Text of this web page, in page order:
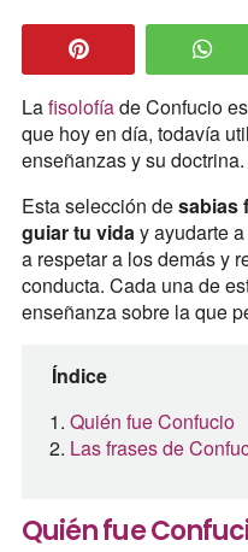
Lafisolofíade Confucio
que hoy en día, todavía
enseñanzas y su doctrina.
Esta selección desabias
guiar tu viday ayudarte a
a respetar a los demás y
conducta. Cada una de
enseñanza sobre la que
Índice
Quién fue Confucio
Las frases de
Quién fue